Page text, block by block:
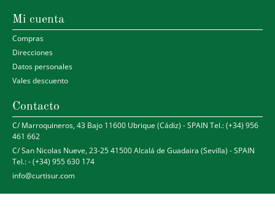
Mi cuenta
Compras
Direcciones
Datos personales
Vales descuento
Contacto
C/ Marroquineros, 43 Bajo 11600 Ubrique (Cádiz) - SPAIN Tel.: (+34) 956
461 662
C/ San Nicolas Nueve, 23-25 41500 Alcalá de Guadaira (Sevilla) - SPAIN
Tel.: - (+34) 955 630 174
info@curtisur.com